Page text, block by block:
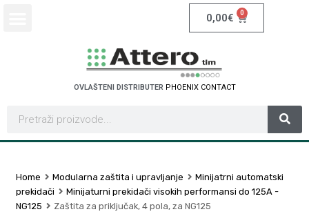
0,00€ 0
OVLAŠTENI DISTRIBUTER PHOENIX CONTACT
Home Modularna zaštita i upravljanje
Minijatrni automatski
prekidači
Minijaturni prekidači visokih performansi do 125A -
NG125
Zaštita za priključak, 4 pola, za NG125